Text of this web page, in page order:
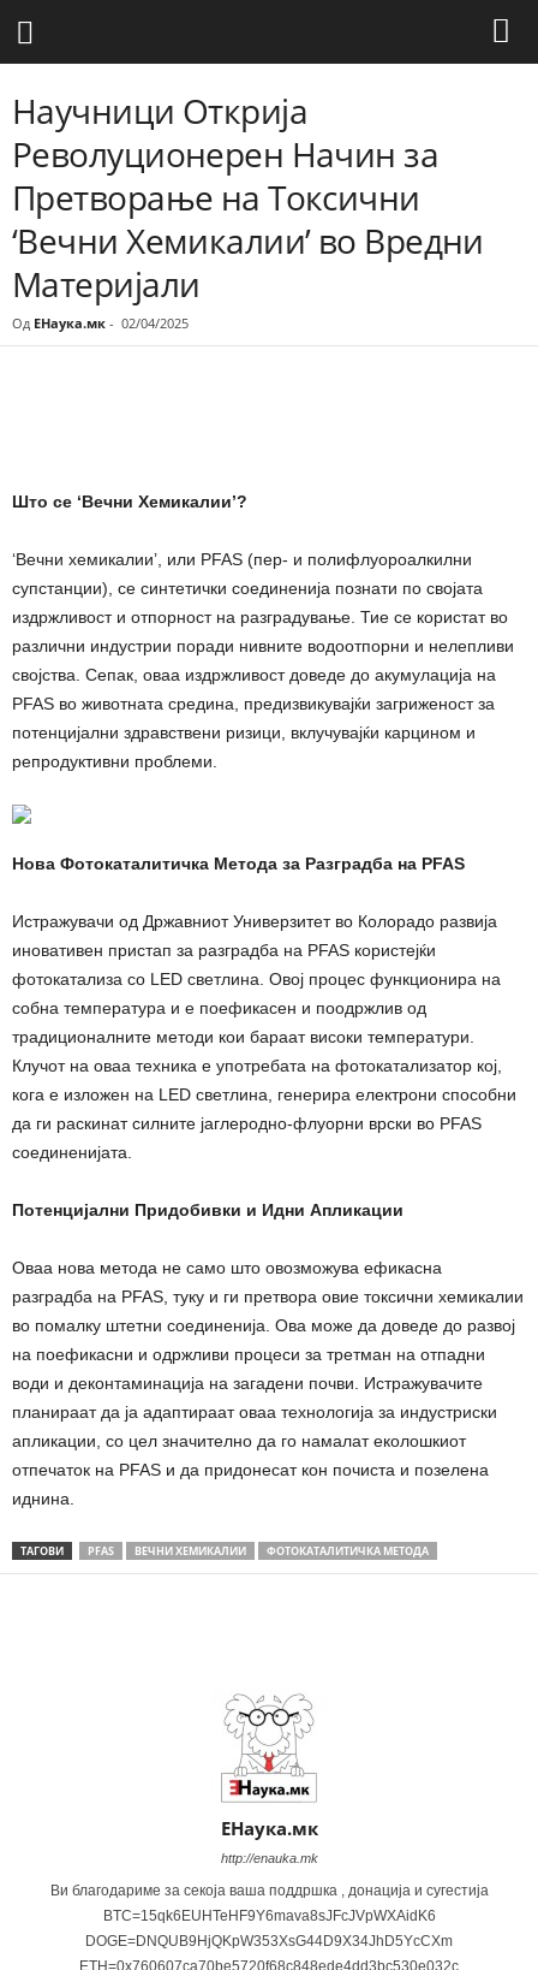
Научници Открија
Револуционерен Начин за
Претворање на Токсични
‘Вечни Хемикалии’ во Вредни
Материјали
Од ЕНаука.мк - 02/04/2025
Што се ‘Вечни Хемикалии’?
‘Вечни хемикалии’, или PFAS (пер- и полифлуороалкилни
супстанции), се синтетички соединенија познати по својата
издржливост и отпорност на разградување. Тие се користат во
различни индустрии поради нивните водоотпорни и нелепливи
својства. Сепак, оваа издржливост доведе до акумулација на
PFAS во животната средина, предизвикувајќи загриженост за
потенцијални здравствени ризици, вклучувајќи карцином и
репродуктивни проблеми.
Нова Фотокаталитичка Метода за Разградба на PFAS
Истражувачи од Државниот Универзитет во Колорадо развија
иновативен пристап за разградба на PFAS користејќи
фотокатализа со LED светлина. Овој процес функционира на
собна температура и е поефикасен и поодржлив од
традиционалните методи кои бараат високи температури.
Клучот на оваа техника е употребата на фотокатализатор кој,
кога е изложен на LED светлина, генерира електрони способни
да ги раскинат силните јаглеродно-флуорни врски во PFAS
соединенијата.
Потенцијални Придобивки и Идни Апликации
Оваа нова метода не само што овозможува ефикасна
разградба на PFAS, туку и ги претвора овие токсични хемикалии
во помалку штетни соединенија. Ова може да доведе до развој
на поефикасни и одржливи процеси за третман на отпадни
води и деконтаминација на загадени почви. Истражувачите
планираат да ја адаптираат оваа технологија за индустриски
апликации, со цел значително да го намалат еколошкиот
отпечаток на PFAS и да придонесат кон почиста и позелена
иднина.
ТАГОВИ PFAS ВЕЧНИ ХЕМИКАЛИИ ФОТОКАТАЛИТИЧКА МЕТОДА
ЕНаука.мк
http://enauka.mk
Ви благодариме за секоја ваша поддршка , донација и сугестија
BTC=15qk6EUHTeHF9Y6mava8sJFcJVpWXAidK6
DOGE=DNQUB9HjQKpW353XsG44D9X34JhD5YcCXm
ETH=0x760607ca70be5720f68c848ede4dd3bc530e032c